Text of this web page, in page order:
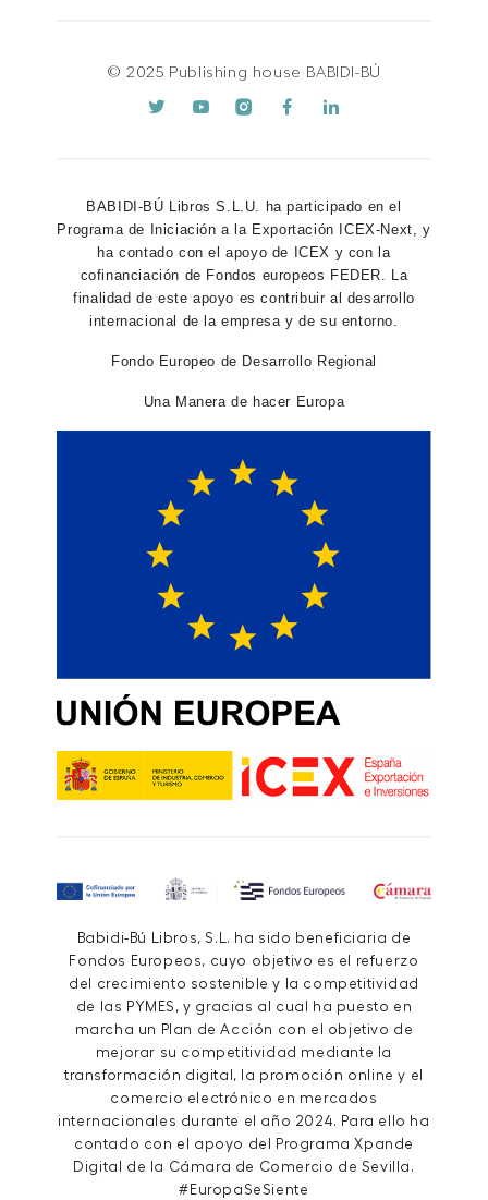
© 2025 Publishing house BABIDI-BÚ
BABIDI-BÚ Libros S.L.U. ha participado en el
Programa de Iniciación a la Exportación ICEX-Next, y
ha contado con el apoyo de ICEX y con la
cofinanciación de Fondos europeos FEDER. La
finalidad de este apoyo es contribuir al desarrollo
internacional de la empresa y de su entorno.
Fondo Europeo de Desarrollo Regional
Una Manera de hacer Europa
Babidi-Bú Libros, S.L. ha sido beneficiaria de
Fondos Europeos, cuyo objetivo es el refuerzo
del crecimiento sostenible y la competitividad
de las PYMES, y gracias al cual ha puesto en
marcha un Plan de Acción con el objetivo de
mejorar su competitividad mediante la
transformación digital, la promoción online y el
comercio electrónico en mercados
internacionales durante el año 2024. Para ello ha
contado con el apoyo del Programa Xpande
Digital de la Cámara de Comercio de Sevilla.
#EuropaSeSiente